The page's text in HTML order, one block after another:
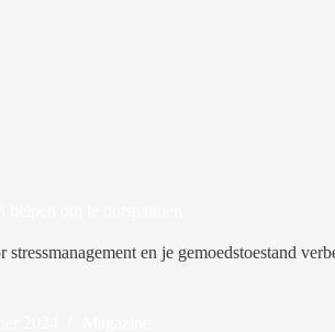
en je gemoedstoestand